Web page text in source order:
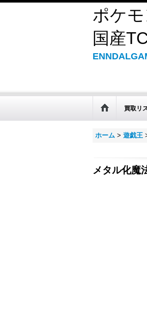
ポケ
国産
買取リ
ホーム > 遊戯王
メタル化